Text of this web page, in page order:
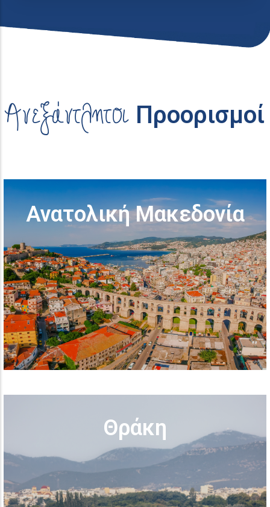
Ανεξάντλητοι Προορισμοί
Ανατολική Μακεδονία
Θράκη